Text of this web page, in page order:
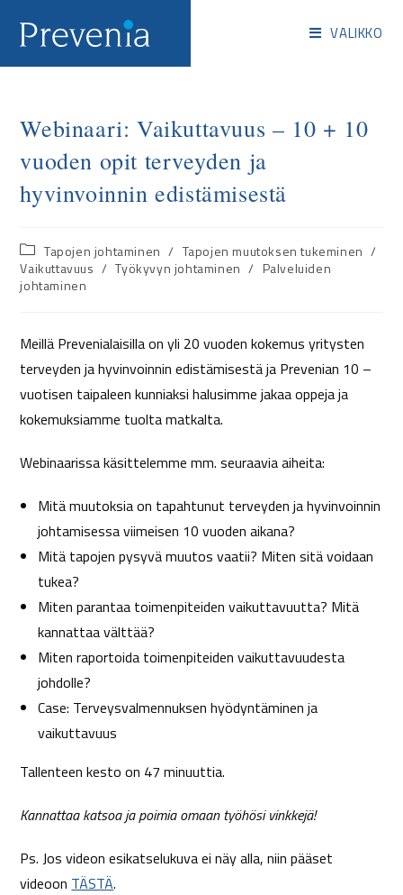
VALIKKO
Webinaari: Vaikuttavuus – 10 + 10
vuoden opit terveyden ja
hyvinvoinnin edistämisestä
Tapojen johtaminen / Tapojen muutoksen tukeminen /
Vaikuttavuus / Työkyvyn johtaminen / Palveluiden
johtaminen
Meillä Prevenialaisilla on yli 20 vuoden kokemus yritysten
terveyden ja hyvinvoinnin edistämisestä ja Prevenian 10 –
vuotisen taipaleen kunniaksi halusimme jakaa oppeja ja
kokemuksiamme tuolta matkalta.
Webinaarissa käsittelemme mm. seuraavia aiheita:
Mitä muutoksia on tapahtunut terveyden ja hyvinvoinnin
johtamisessa viimeisen 10 vuoden aikana?
Mitä tapojen pysyvä muutos vaatii? Miten sitä voidaan
tukea?
Miten parantaa toimenpiteiden vaikuttavuutta? Mitä
kannattaa välttää?
Miten raportoida toimenpiteiden vaikuttavuudesta
johdolle?
Case: Terveysvalmennuksen hyödyntäminen ja
vaikuttavuus
Tallenteen kesto on 47 minuuttia.
Kannattaa katsoa ja poimia omaan työhösi vinkkejä!
Ps. Jos videon esikatselukuva ei näy alla, niin pääset
videoon TÄSTÄ.